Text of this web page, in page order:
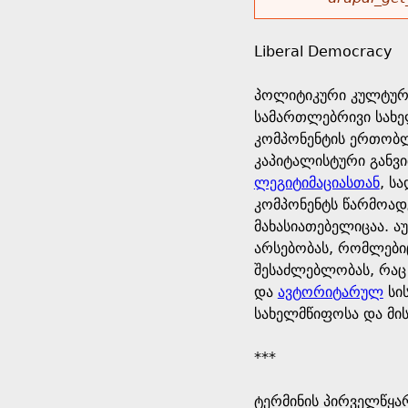
r
s
e
h
e
r
e
o
r
m
e
s
s
a
e
Liberal Democracy
პოლიტიკური
სამართლებრივი
კომპონენტის
კაპიტალისტური
ლეგიტიმაციასთან,
კომპონენტს
მახასიათებელიცაა.
არსებობას,
შესაძლებლობას,
და ავტორიტარულ
სახელმწიფოსა და
***
ტერმინის